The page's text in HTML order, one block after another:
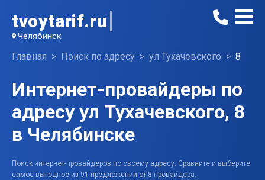
tvoytarif.ru
Челябинск
Главная Поиск по адресу ул Тухачевского 8
Интернет-провайдеры по
адресу ул Тухачевского, 8
в Челябинске
Поиск интернет-провайдеров по своему адресу. Сравните и выберите
самое выгодное из 91 предложений от 8 провайдера.